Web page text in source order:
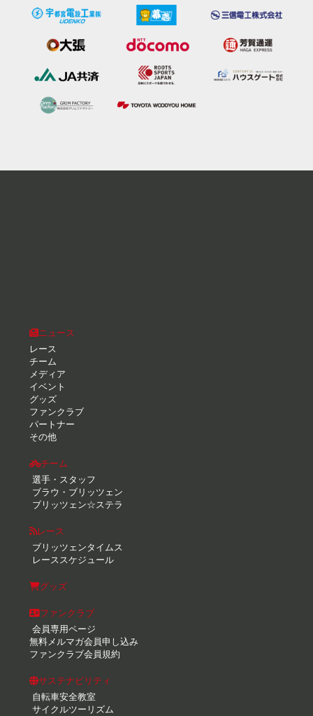
ニュース
レース
チーム
メディア
イベント
グッズ
ファンクラブ
パートナー
その他
チーム
選手・スタッフ
ブラウ・ブリッツェン
ブリッツェン☆ステラ
レース
ブリッツェンタイムス
レーススケジュール
グッズ
ファンクラブ
会員専用ページ
無料メルマガ会員申し込み
ファンクラブ会員規約
サステナビリティ
自転車安全教室
サイクルツーリズム